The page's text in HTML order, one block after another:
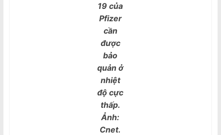
19 của
Pfizer
cần
được
bảo
quản ở
nhiệt
độ cực
thấp.
Ảnh:
Cnet.